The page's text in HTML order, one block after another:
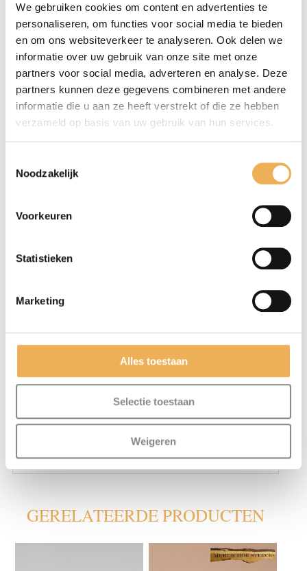
We gebruiken cookies om content en advertenties te
personaliseren, om functies voor social media te bieden
en om ons websiteverkeer te analyseren. Ook delen we
informatie over uw gebruik van onze site met onze
partners voor social media, adverteren en analyse. Deze
partners kunnen deze gegevens combineren met andere
informatie die u aan ze heeft verstrekt of die ze hebben
verzameld op basis van uw gebruik van hun services.
Noodzakelijk
Voorkeuren
Statistieken
Marketing
Alles toestaan
Selectie toestaan
Weigeren
Er zijn nog geen beoordelingen.
Wees de eerste om “Combinaties gegoten/gestanst en
grepen” te beoordelen
Je e-mailadres wordt niet gepubliceerd.
Vereiste velden zijn gemarkeerd met*
Je waardering*
Mijn naam, e-mail en site opslaan in
deze browser voor de volgende keer wanneer
ik een reactie plaats.
GERELATEERDE PRODUCTEN